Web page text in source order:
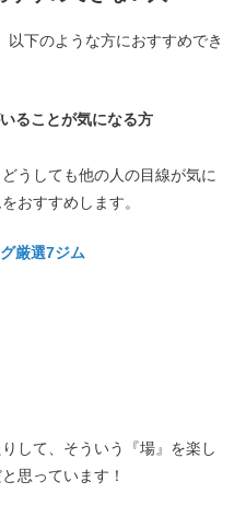
下のような方におすすめでき
ることが気になる方
うしても他の人の目線が気に
おすすめします。
厳選7ジム
して、そういう『場』を楽し
思っています！